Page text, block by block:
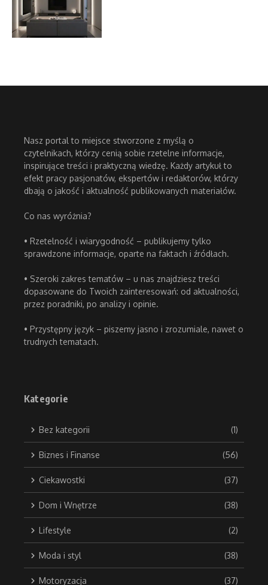
Nasz portal to miejsce stworzone z myślą o
czytelnikach, którzy cenią sobie rzetelne informacje,
inspirujące treści i praktyczną wiedzę. Każdy artykuł to
efekt pracy pasjonatów, ekspertów i redaktorów, którzy
dbają o jakość i aktualność publikowanych materiałów.
Co nas wyróżnia?
• Rzetelność i wiarygodność – publikujemy tylko
sprawdzone informacje, oparte na faktach i źródłach.
• Szeroki zakres tematów – u nas znajdziesz treści
dopasowane do Twoich zainteresowań: od aktualności,
przez poradniki, po analizy i opinie.
• Przystępny język – piszemy jasno i zrozumiale, nawet o
trudnych tematach.
Kategorie
Bez kategorii (1)
Biznes i Finanse (56)
Ciekawostki (37)
Dom i Wnętrze (38)
Lifestyle (2)
Moda i styl (38)
Motoryzacja (37)